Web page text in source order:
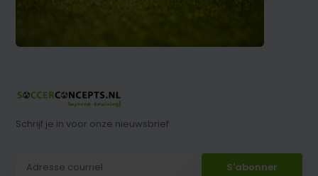
Schrijf je in voor onze nieuwsbrief
S'abonner